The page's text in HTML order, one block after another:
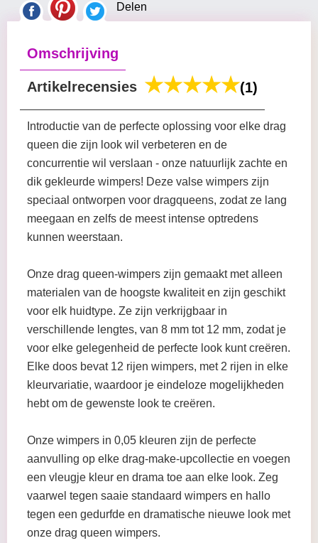
Delen
Omschrijving
Artikelrecensies (1)
Introductie van de perfecte oplossing voor elke drag
queen die zijn look wil verbeteren en de
concurrentie wil verslaan - onze natuurlijk zachte en
dik gekleurde wimpers! Deze valse wimpers zijn
speciaal ontworpen voor dragqueens, zodat ze lang
meegaan en zelfs de meest intense optredens
kunnen weerstaan.
Onze drag queen-wimpers zijn gemaakt met alleen
materialen van de hoogste kwaliteit en zijn geschikt
voor elk huidtype. Ze zijn verkrijgbaar in
verschillende lengtes, van 8 mm tot 12 mm, zodat je
voor elke gelegenheid de perfecte look kunt creëren.
Elke doos bevat 12 rijen wimpers, met 2 rijen in elke
kleurvariatie, waardoor je eindeloze mogelijkheden
hebt om de gewenste look te creëren.
Onze wimpers in 0,05 kleuren zijn de perfecte
aanvulling op elke drag-make-upcollectie en voegen
een vleugje kleur en drama toe aan elke look. Zeg
vaarwel tegen saaie standaard wimpers en hallo
tegen een gedurfde en dramatische nieuwe look met
onze drag queen wimpers.